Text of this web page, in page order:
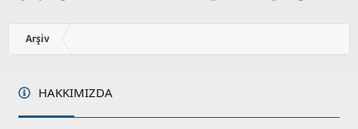
z
o
l
Arşiv
HAKKIMIZDA